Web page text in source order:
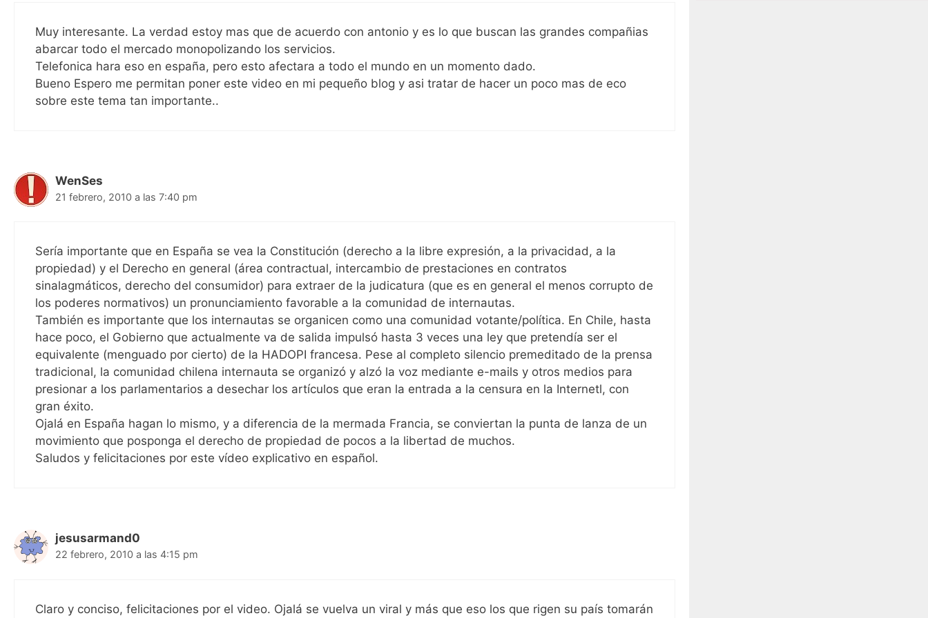
Muy interesante. La verdad estoy mas que de acuerdo con antonio y es lo que buscan las grandes compañias
abarcar todo el mercado monopolizando los servicios.
Telefonica hara eso en españa, pero esto afectara a todo el mundo en un momento dado.
Bueno Espero me permitan poner este video en mi pequeño blog y asi tratar de hacer un poco mas de eco
sobre este tema tan importante..
WenSes
21 febrero, 2010 a las 7:40 pm
Sería importante que en España se vea la Constitución (derecho a la libre expresión, a la privacidad, a la
propiedad) y el Derecho en general (área contractual, intercambio de prestaciones en contratos
sinalagmáticos, derecho del consumidor) para extraer de la judicatura (que es en general el menos corrupto de
los poderes normativos) un pronunciamiento favorable a la comunidad de internautas.
También es importante que los internautas se organicen como una comunidad votante/política. En Chile, hasta
hace poco, el Gobierno que actualmente va de salida impulsó hasta 3 veces una ley que pretendía ser el
equivalente (menguado por cierto) de la HADOPI francesa. Pese al completo silencio premeditado de la prensa
tradicional, la comunidad chilena internauta se organizó y alzó la voz mediante e-mails y otros medios para
presionar a los parlamentarios a desechar los artículos que eran la entrada a la censura en la Internetl, con
gran éxito.
Ojalá en España hagan lo mismo, y a diferencia de la mermada Francia, se conviertan la punta de lanza de un
movimiento que posponga el derecho de propiedad de pocos a la libertad de muchos.
Saludos y felicitaciones por este vídeo explicativo en español.
jesusarmand0
22 febrero, 2010 a las 4:15 pm
Claro y conciso, felicitaciones por el video. Ojalá se vuelva un viral y más que eso los que rigen su país tomarán